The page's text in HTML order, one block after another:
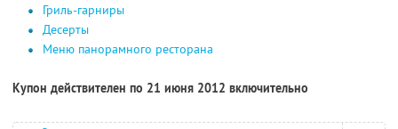
Гриль-гарниры
Десерты
Меню панорамного ресторана
Купон действителен по 21 июня 2012 включительно